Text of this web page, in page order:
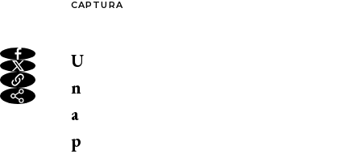
CAPTURA
U
n
a
p